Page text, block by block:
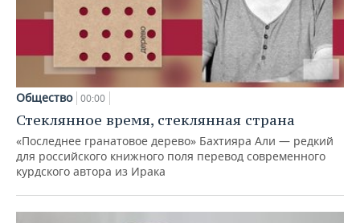
Общество 00:00
Стеклянное время, стеклянная страна
«Последнее гранатовое дерево» Бахтияра Али — редкий
для российского книжного поля перевод современного
курдского автора из Ирака